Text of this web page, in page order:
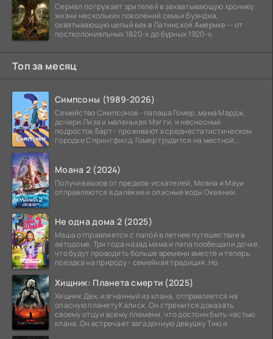
Сериал погружает зрителей в захватывающую хронику
жизни нескольких поколений семьи Буэндиа,
охватывающую целый век в Латинской Америке — от
постколониальных 1820-х до бурных 1920-х.
Топ за месяц
Симпсоны (1989-2026)
Семейство Симпсонов - папаша Гомер, мама Мардж,
дочери Лиза и маленькая Мэгги, и несносный
подросток Барт - проживают в среднестатистическом
городке Спрингфилд. Гомер трудится на местной
Моана 2 (2024)
Получив вызов от предков-искателей, Моана и Мауи
отправляются в далёкие и опасные воды Океании.
Не одна дома 2 (2025)
Маша отправляется с папой в летнее путешествие в
автодоме. Три года назад мама и папа пообещали дочке,
что будут проводить больше времени вместе и теперь
поездка на природу - семейная традиция. Но
Хищник: Планета смерти (2025)
Хищник Дек, изгнанный из клана, отправляется на
опасную планету Калиск. Он стремится доказать
своему отцу и всему племени, что достоин быть частью
клана. Он встречает загадочную девушку Тию и